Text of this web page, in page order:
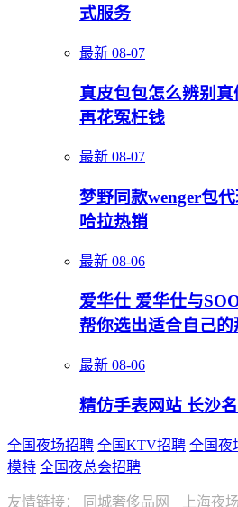
式服务
最新 08-07
真皮包包怎么辨别
再花冤枉钱
最新 08-07
梦野同款wenger包
哈拉热销
最新 08-06
爱华仕 爱华仕与
帮你选出适合自己的
最新 08-06
精仿手表网站 长沙
全国夜场招聘 全国KTV招聘 全国夜
模特 全国夜总会招聘
友情链接： 同城奢侈品网 上海夜